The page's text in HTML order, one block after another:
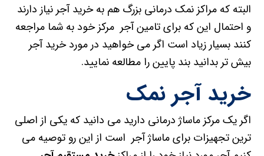
البته که مراکز نمک درمانی بزرگ هم به خرید آجر نیاز دارند
و احتمال این که برای تامین آجر مرکز خود به شما مراجعه
کنند بسیار زیاد است اگر می خواهید در مورد خرید آجر
بیش تر بدانید بند پایین را مطالعه نمایید.
خرید آجر نمک
اگر یک مرکز ماساژ درمانی دارید می دانید که یکی از اصلی
ترین تجهیزات برای ماساژ آجر است از این رو توصیه می